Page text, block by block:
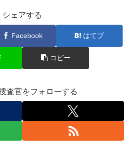
シェアする
Facebook はてブ
コピー
査官をフォローする